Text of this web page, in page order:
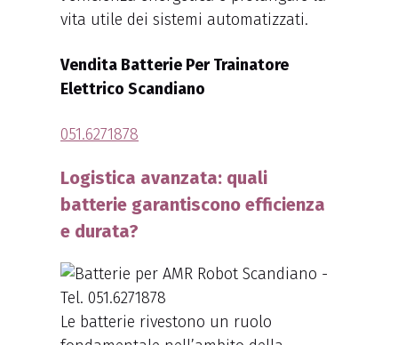
vita utile dei sistemi automatizzati.
Vendita Batterie Per Trainatore
Elettrico Scandiano
051.6271878
Logistica avanzata: quali
batterie garantiscono efficienza
e durata?
Le batterie rivestono un ruolo